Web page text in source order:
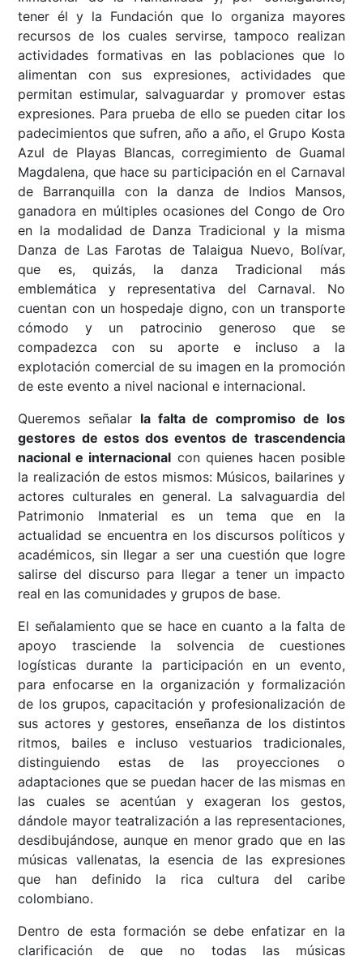
tener él y la Fundación que lo organiza mayores
recursos de los cuales servirse, tampoco realizan
actividades formativas en las poblaciones que lo
alimentan con sus expresiones, actividades que
permitan estimular, salvaguardar y promover estas
expresiones. Para prueba de ello se pueden citar los
padecimientos que sufren, año a año, el Grupo Kosta
Azul de Playas Blancas, corregimiento de Guamal
Magdalena, que hace su participación en el Carnaval
de Barranquilla con la danza de Indios Mansos,
ganadora en múltiples ocasiones del Congo de Oro
en la modalidad de Danza Tradicional y la misma
Danza de Las Farotas de Talaigua Nuevo, Bolívar,
que es, quizás, la danza Tradicional más
emblemática y representativa del Carnaval. No
cuentan con un hospedaje digno, con un transporte
cómodo y un patrocinio generoso que se
compadezca con su aporte e incluso a la
explotación comercial de su imagen en la promoción
de este evento a nivel nacional e internacional.
Queremos señalar la falta de compromiso de los
gestores de estos dos eventos de trascendencia
nacional e internacional con quienes hacen posible
la realización de estos mismos: Músicos, bailarines y
actores culturales en general. La salvaguardia del
Patrimonio Inmaterial es un tema que en la
actualidad se encuentra en los discursos políticos y
académicos, sin llegar a ser una cuestión que logre
salirse del discurso para llegar a tener un impacto
real en las comunidades y grupos de base.
El señalamiento que se hace en cuanto a la falta de
apoyo trasciende la solvencia de cuestiones
logísticas durante la participación en un evento,
para enfocarse en la organización y formalización
de los grupos, capacitación y profesionalización de
sus actores y gestores, enseñanza de los distintos
ritmos, bailes e incluso vestuarios tradicionales,
distinguiendo estas de las proyecciones o
adaptaciones que se puedan hacer de las mismas en
las cuales se acentúan y exageran los gestos,
dándole mayor teatralización a las representaciones,
desdibujándose, aunque en menor grado que en las
músicas vallenatas, la esencia de las expresiones
que han definido la rica cultura del caribe
colombiano.
Dentro de esta formación se debe enfatizar en la
clarificación de que no todas las músicas